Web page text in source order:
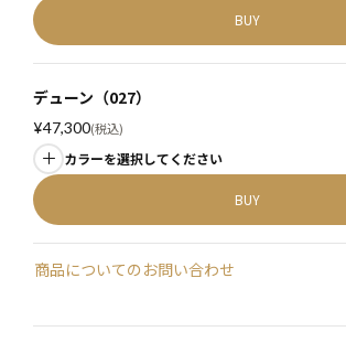
BUY
デューン（027）
¥47,300 税込
BUY
カラーを選択してください
商品についてのお問い合わせ